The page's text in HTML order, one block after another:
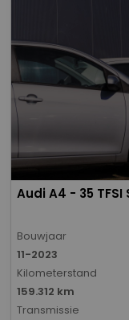
Audi A4 - 35
Bouwjaar
11-2023
Kilometerstand
159.312 km
Transmissie